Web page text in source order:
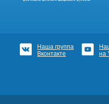
Наша группа
Вконтакте
на